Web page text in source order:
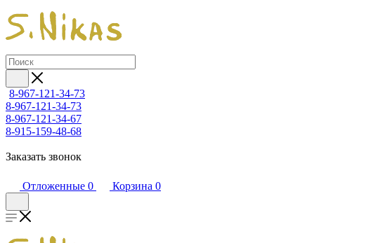
8-967-121-34-73
8-967-121-34-73
8-967-121-34-67
8-915-159-48-68
Заказать звонок
Отложенные 0 Корзина 0